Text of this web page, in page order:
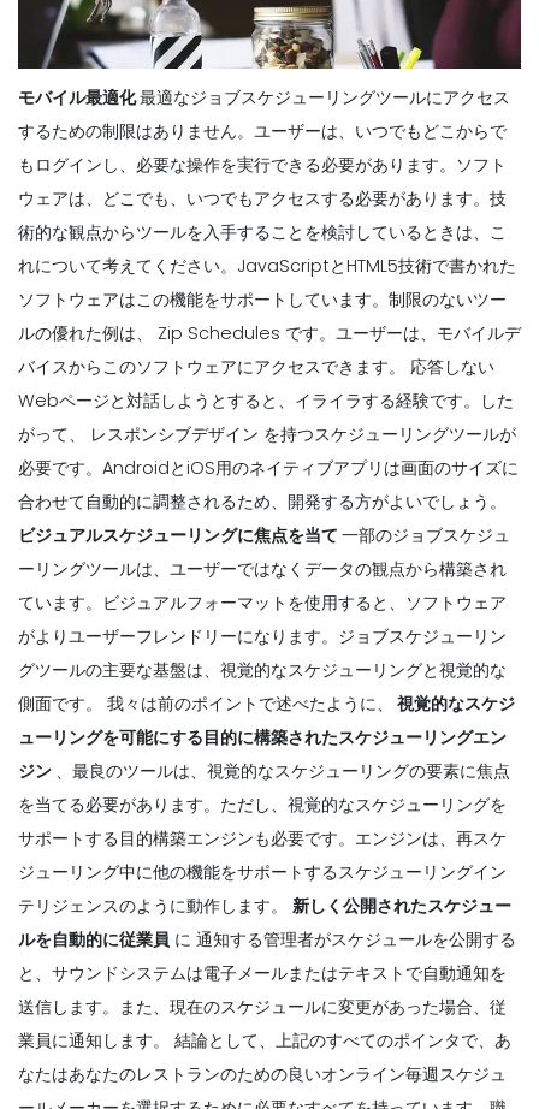
モバイル最適化最適なジョブスケジューリングツールにアクセス
するための制限はありません。ユーザーは、いつでもどこからで
もログインし、必要な操作を実行できる必要があります。ソフト
ウェアは、どこでも、いつでもアクセスする必要があります。技
術的な観点からツールを入手することを検討しているときは、こ
れについて考えてください。JavaScriptとHTML5技術で書かれた
ソフトウェアはこの機能をサポートしています。制限のないツー
ルの優れた例は、
Zip Schedules です。ユーザーは、モバイルデ
バイスからこのソフトウェアにアクセスできます。
応答しない
Webページと対話しようとすると、イライラする経験です。した
がって、
レスポンシブデザイン を持つスケジューリングツールが
必要です。AndroidとiOS用のネイティブアプリは画面のサイズに
合わせて自動的に調整されるため、開発する方がよいでしょう。
ビジュアルスケジューリングに焦点を当て 一部のジョブスケジュ
ーリングツールは、ユーザーではなくデータの観点から構築され
ています。ビジュアルフォーマットを使用すると、ソフトウェア
がよりユーザーフレンドリーになります。ジョブスケジューリン
グツールの主要な基盤は、視覚的なスケジューリングと視覚的な
側面です。
我々は前のポイントで述べたように、
視覚的なスケジ
ューリングを可能にする目的に構築されたスケジューリングエン
ジン 、最良のツールは、視覚的なスケジューリングの要素に焦点
を当てる必要があります。ただし、視覚的なスケジューリングを
サポートする目的構築エンジンも必要です。エンジンは、再スケ
ジューリング中に他の機能をサポートするスケジューリングイン
テリジェンスのように動作します。
新しく公開されたスケジュー
ルを自動的に従業員 に 通知する管理者がスケジュールを公開する
と、サウンドシステムは電子メールまたはテキストで自動通知を
送信します。また、現在のスケジュールに変更があった場合、従
業員に通知します。
結論として、上記のすべてのポインタで、あ
なたはあなたのレストランのための良いオンライン毎週スケジュ